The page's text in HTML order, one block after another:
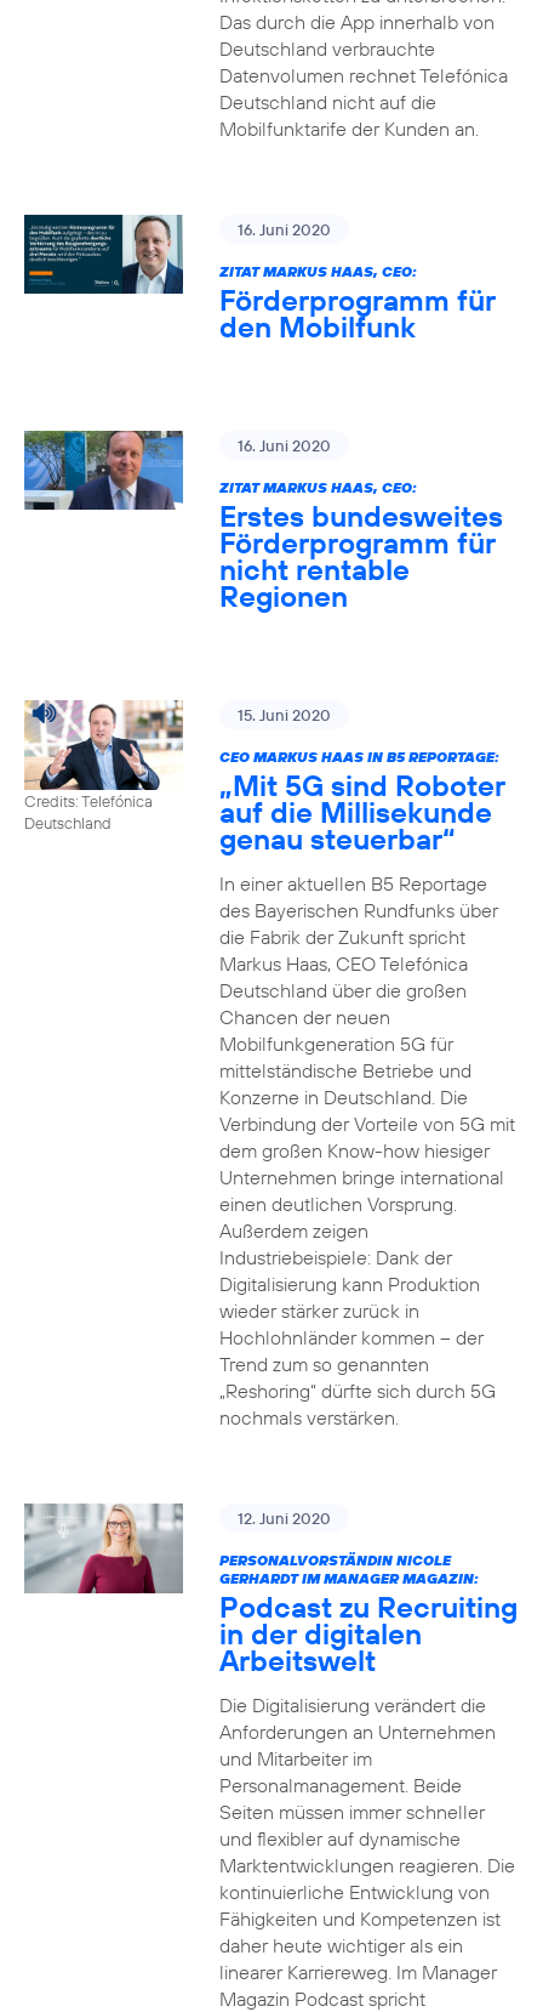
Das durch die App innerhalb von
Deutschland verbrauchte
Datenvolumen rechnet Telefónica
Deutschland nicht auf die
Mobilfunktarife der Kunden an.
16. Juni 2020
ZITAT MARKUS HAAS, CEO:
Förderprogramm für
den Mobilfunk
16. Juni 2020
ZITAT MARKUS HAAS, CEO:
Erstes bundesweites
Förderprogramm für
nicht rentable
Regionen
Credits: Telefónica
Deutschland
15. Juni 2020
CEO MARKUS HAAS IN B5 REPORTAGE:
„Mit 5G sind Roboter
auf die Millisekunde
genau steuerbar“
In einer aktuellen B5 Reportage
des Bayerischen Rundfunks über
die Fabrik der Zukunft spricht
Markus Haas, CEO Telefónica
Deutschland über die großen
Chancen der neuen
Mobilfunkgeneration 5G für
mittelständische Betriebe und
Konzerne in Deutschland. Die
Verbindung der Vorteile von 5G mit
dem großen Know-how hiesiger
Unternehmen bringe international
einen deutlichen Vorsprung.
Außerdem zeigen
Industriebeispiele: Dank der
Digitalisierung kann Produktion
wieder stärker zurück in
Hochlohnländer kommen – der
Trend zum so genannten
„Reshoring“ dürfte sich durch 5G
nochmals verstärken.
12. Juni 2020
PERSONALVORSTÄNDIN NICOLE
GERHARDT IM MANAGER MAGAZIN:
Podcast zu Recruiting
in der digitalen
Arbeitswelt
Die Digitalisierung verändert die
Anforderungen an Unternehmen
und Mitarbeiter im
Personalmanagement. Beide
Seiten müssen immer schneller
und flexibler auf dynamische
Marktentwicklungen reagieren. Die
kontinuierliche Entwicklung von
Fähigkeiten und Kompetenzen ist
daher heute wichtiger als ein
linearer Karriereweg. Im Manager
Magazin Podcast spricht